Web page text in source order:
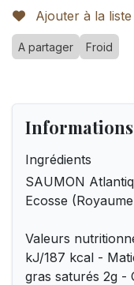
Ajouter à la
A partager Froid
Ingrédients
SAUMON
Ecosse
Valeurs
kJ/187 kcal -
gras saturés 2g -